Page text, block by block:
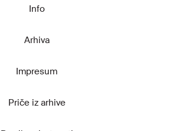
Info
Arhiva
Impresum
Priče iz arhive